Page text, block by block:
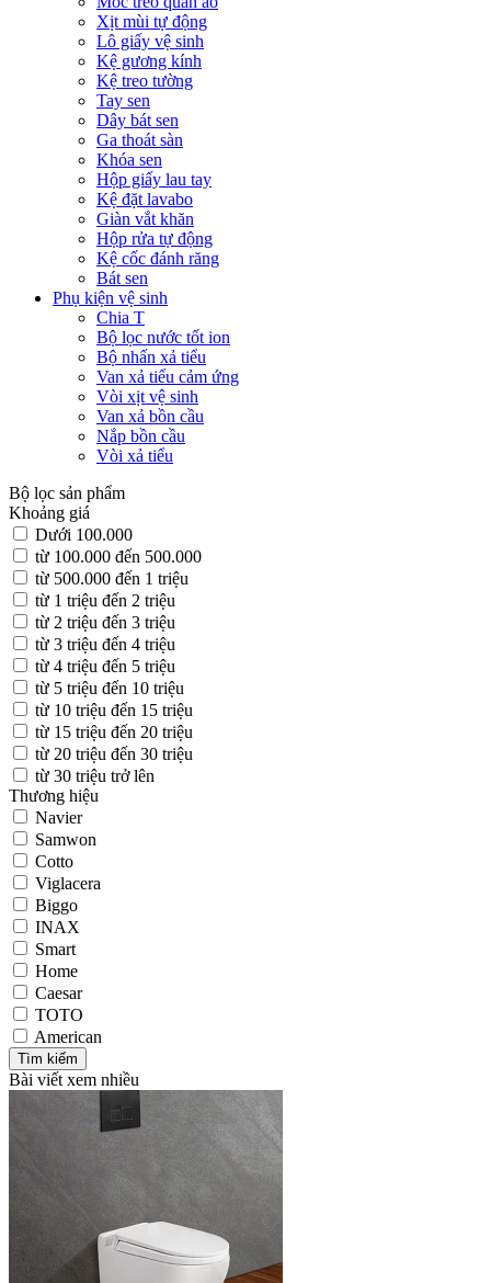
Xịt mùi tự động
Lô giấy vệ sinh
Kệ gương kính
Kệ treo tường
Tay sen
Dây bát sen
Ga thoát sàn
Khóa sen
Hộp giấy lau tay
Kệ đặt lavabo
Giàn vắt khăn
Hộp rửa tự động
Kệ cốc đánh răng
Bát sen
Phụ kiện vệ sinh
Chia T
Bộ lọc nước tốt ion
Bộ nhấn xả tiểu
Van xả tiểu cảm ứng
Vòi xịt vệ sinh
Van xả bồn cầu
Nắp bồn cầu
Vòi xả tiểu
Bộ lọc sản phẩm
Khoảng giá
Dưới 100.000
từ 100.000 đến 500.000
từ 500.000 đến 1 triệu
từ 1 triệu đến 2 triệu
từ 2 triệu đến 3 triệu
từ 3 triệu đến 4 triệu
từ 4 triệu đến 5 triệu
từ 5 triệu đến 10 triệu
từ 10 triệu đến 15 triệu
từ 15 triệu đến 20 triệu
từ 20 triệu đến 30 triệu
từ 30 triệu trở lên
Thương hiệu
Navier
Samwon
Cotto
Viglacera
Biggo
INAX
Smart
Home
Caesar
TOTO
American
Bài viết xem nhiều